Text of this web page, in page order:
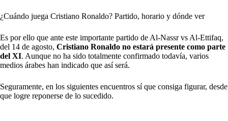
¿Cuándo juega Cristiano Ronaldo? Partido, horario y dónde ver
Es por ello que ante este importante partido de Al-Nassr vs Al-Ettifaq,
del 14 de agosto, Cristiano Ronaldo no estará presente como parte
del XI. Aunque no ha sido totalmente confirmado todavía, varios
medios árabes han indicado que así será.
Seguramente, en los siguientes encuentros sí que consiga figurar, desde
que logre reponerse de lo sucedido.